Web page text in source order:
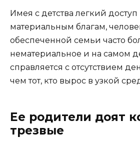
Имея с детства легкий
материальным благам,
обеспеченной семьи часто
нематериальное и на самом
справляется с отсутствием
чем тот, кто вырос в узкой
Ее родители доят
трезвые